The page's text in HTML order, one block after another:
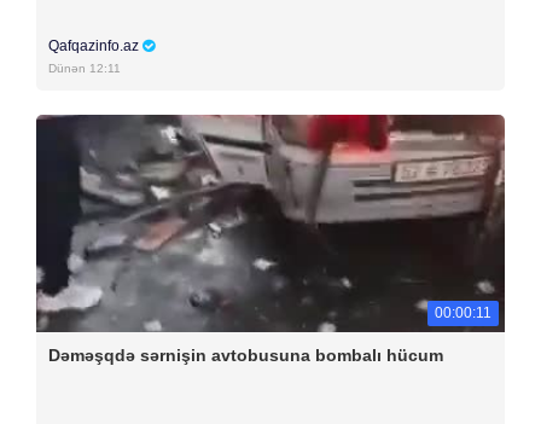
Qafqazinfo.az
Dünən 12:11
00:00:11
Dəməşqdə sərnişin avtobusuna bombalı hücum